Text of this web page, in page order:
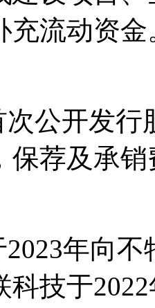
充流动资金
公开发行
保荐及承销
年向
科技于